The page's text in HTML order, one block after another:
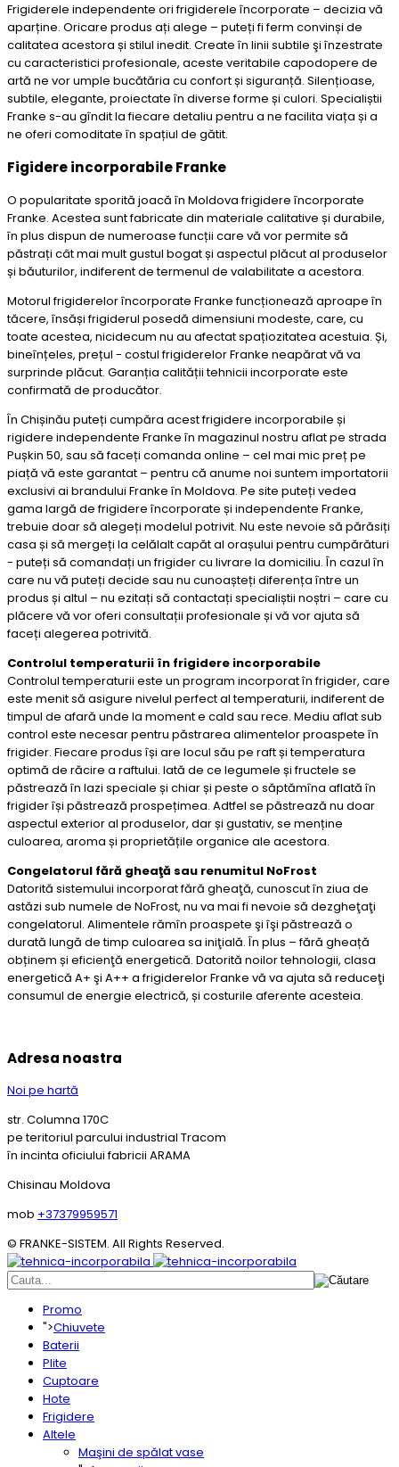
Frigiderele independente ori frigiderele încorporate – decizia vă
aparține. Oricare produs ați alege – puteți fi ferm convinși de
calitatea acestora și stilul inedit. Create în linii subtile şi înzestrate
cu caracteristici profesionale, aceste veritabile capodopere de
artă ne vor umple bucătăria cu confort și siguranță. Silențioase,
subtile, elegante, proiectate în diverse forme și culori. Specialiștii
Franke s-au gîndit la fiecare detaliu pentru a ne facilita viața și a
ne oferi comoditate în spațiul de gătit.
Figidere incorporabile Franke
O popularitate sporită joacă în Moldova frigidere încorporate
Franke. Acestea sunt fabricate din materiale calitative și durabile,
în plus dispun de numeroase funcții care vă vor permite să
păstrați cât mai mult gustul bogat și aspectul plăcut al produselor
și băuturilor, indiferent de termenul de valabilitate a acestora.
Motorul frigiderelor încorporate Franke funcționează aproape în
tăcere, însăși frigiderul posedă dimensiuni modeste, care, cu
toate acestea, nicidecum nu au afectat spațiozitatea acestuia. Și,
bineînțeles, prețul - costul frigiderelor Franke neapărat vă va
surprinde plăcut. Garanția calității tehnicii incorporate este
confirmată de producător.
În Chișinău puteți cumpăra acest frigidere incorporabile și
rigidere independente Franke în magazinul nostru aflat pe strada
Pușkin 50, sau să faceți comanda online – cel mai mic preț pe
piață vă este garantat – pentru că anume noi suntem importatorii
exclusivi ai brandului Franke în Moldova. Pe site puteți vedea
gama largă de frigidere încorporate și independente Franke,
trebuie doar să alegeți modelul potrivit. Nu este nevoie să părăsiți
casa și să mergeți la celălalt capăt al orașului pentru cumpărături
- puteți să comandați un frigider cu livrare la domiciliu. În cazul în
care nu vă puteți decide sau nu cunoașteți diferența între un
produs și altul – nu ezitați să contactați specialiștii noștri – care cu
plăcere vă vor oferi consultații profesionale și vă vor ajuta să
faceți alegerea potrivită.
Controlul temperaturii în frigidere incorporabile
Controlul temperaturii este un program incorporat în frigider, care
este menit să asigure nivelul perfect al temperaturii, indiferent de
timpul de afară unde la moment e cald sau rece. Mediu aflat sub
control este necesar pentru păstrarea alimentelor proaspete în
frigider. Fiecare produs își are locul său pe raft și temperatura
optimă de răcire a raftului. Iată de ce legumele și fructele se
păstrează în lazi speciale și chiar și peste o săptămîna aflată în
frigider își păstrează prospețimea. Adtfel se păstrează nu doar
aspectul exterior al produselor, dar și gustativ, se menține
culoarea, aroma și proprietățile organice ale acestora.
Congelatorul fără gheaţă sau renumitul NoFrost
Datorită sistemului incorporat fără gheaţă, cunoscut în ziua de
astăzi sub numele de NoFrost, nu va mai fi nevoie să dezgheţaţi
congelatorul. Alimentele rămîn proaspete şi îşi păstrează o
durată lungă de timp culoarea sa iniţială. În plus – fără gheață
obținem și eficienţă energetică. Datorită noilor tehnologii, clasa
energetică A+ şi A++ a frigiderelor Franke vă va ajuta să reduceţi
consumul de energie electrică, și costurile aferente acesteia.
Adresa noastra
Noi pe hartă
str. Columna 170C
pe teritoriul parcului industrial Tracom
în incinta oficiului fabricii ARAMA
Chisinau Moldova
mob +37379959571
© FRANKE-SISTEM. All Rights Reserved.
Promo
">Chiuvete
Baterii
Plite
Cuptoare
Hote
Frigidere
Altele
Maşini de spălat vase